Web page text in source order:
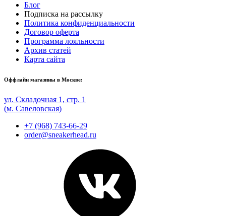
Блог
Подписка на рассылку
Политика конфиденциальности
Договор оферта
Программа лояльности
Архив статей
Карта сайта
Оффлайн магазины в Москве:
ул. Складочная 1, стр. 1
(м. Савеловская)
+7 (968) 743-66-29
order@sneakerhead.ru